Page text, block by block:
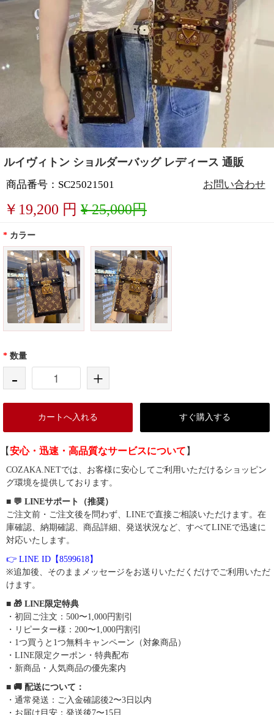
ルイヴィトン ショルダーバッグ レディース 通販
商品番号：SC25021501 お問い合わせ
￥ 19,200 円 ¥ 25,000円
* カラー
* 数量
- +
カートへ入れる すぐ購入する
【安心・迅速・高品質なサービスについて 】
COZAKA.NETでは、お客様に安心してご利用いただけるショッピン
グ環境を提供しております。
■ 💬 LINEサポート（推奨）
ご注文前・ご注文後を問わず、LINEで直接ご相談いただけます。在
庫確認、納期確認、商品詳細、発送状況など、すべてLINEで迅速に
対応いたします。
👉 LINE ID【8599618】
※追加後、そのままメッセージをお送りいただくだけでご利用いただ
けます。
■ 🎁 LINE限定特典
・初回ご注文：500〜1,000円割引
・リピーター様：200〜1,000円割引
・1つ買うと1つ無料キャンペーン（対象商品）
・LINE限定クーポン・特典配布
・新商品・人気商品の優先案内
■ 🚚 配送について：
・通常発送：ご入金確認後2〜3日以内
・お届け目安：発送後7〜15日